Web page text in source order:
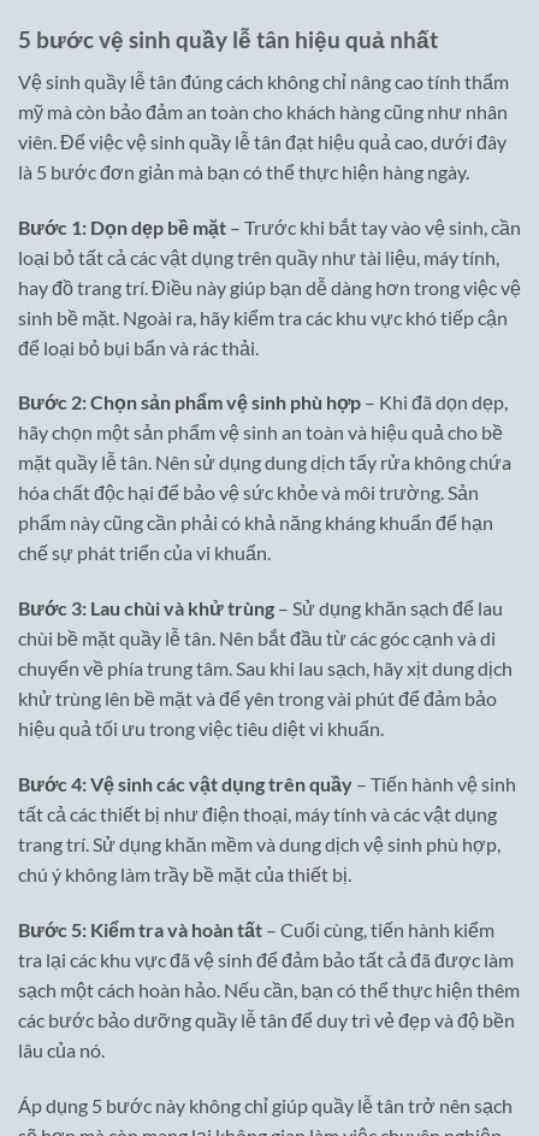
5 bước vệ sinh quầy lễ tân hiệu quả nhất
Vệ sinh quầy lễ tân đúng cách không chỉ nâng cao tính thẩm
mỹ mà còn bảo đảm an toàn cho khách hàng cũng như nhân
viên. Để việc vệ sinh quầy lễ tân đạt hiệu quả cao, dưới đây
là 5 bước đơn giản mà bạn có thể thực hiện hàng ngày.
Bước 1: Dọn dẹp bề mặt – Trước khi bắt tay vào vệ sinh, cần
loại bỏ tất cả các vật dụng trên quầy như tài liệu, máy tính,
hay đồ trang trí. Điều này giúp bạn dễ dàng hơn trong việc vệ
sinh bề mặt. Ngoài ra, hãy kiểm tra các khu vực khó tiếp cận
để loại bỏ bụi bẩn và rác thải.
Bước 2: Chọn sản phẩm vệ sinh phù hợp – Khi đã dọn dẹp,
hãy chọn một sản phẩm vệ sinh an toàn và hiệu quả cho bề
mặt quầy lễ tân. Nên sử dụng dung dịch tẩy rửa không chứa
hóa chất độc hại để bảo vệ sức khỏe và môi trường. Sản
phẩm này cũng cần phải có khả năng kháng khuẩn để hạn
chế sự phát triển của vi khuẩn.
Bước 3: Lau chùi và khử trùng – Sử dụng khăn sạch để lau
chùi bề mặt quầy lễ tân. Nên bắt đầu từ các góc cạnh và di
chuyển về phía trung tâm. Sau khi lau sạch, hãy xịt dung dịch
khử trùng lên bề mặt và để yên trong vài phút để đảm bảo
hiệu quả tối ưu trong việc tiêu diệt vi khuẩn.
Bước 4: Vệ sinh các vật dụng trên quầy – Tiến hành vệ sinh
tất cả các thiết bị như điện thoại, máy tính và các vật dụng
trang trí. Sử dụng khăn mềm và dung dịch vệ sinh phù hợp,
chú ý không làm trầy bề mặt của thiết bị.
Bước 5: Kiểm tra và hoàn tất – Cuối cùng, tiến hành kiểm
tra lại các khu vực đã vệ sinh để đảm bảo tất cả đã được làm
sạch một cách hoàn hảo. Nếu cần, bạn có thể thực hiện thêm
các bước bảo dưỡng quầy lễ tân để duy trì vẻ đẹp và độ bền
lâu của nó.
Áp dụng 5 bước này không chỉ giúp quầy lễ tân trở nên sạch